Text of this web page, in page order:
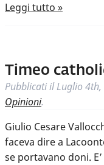
Leggi tutto »
Timeo
Pubblicati ilLuglio 4th,
Opinioni.
Giulio Cesare
faceva dire a
se portavano doni.